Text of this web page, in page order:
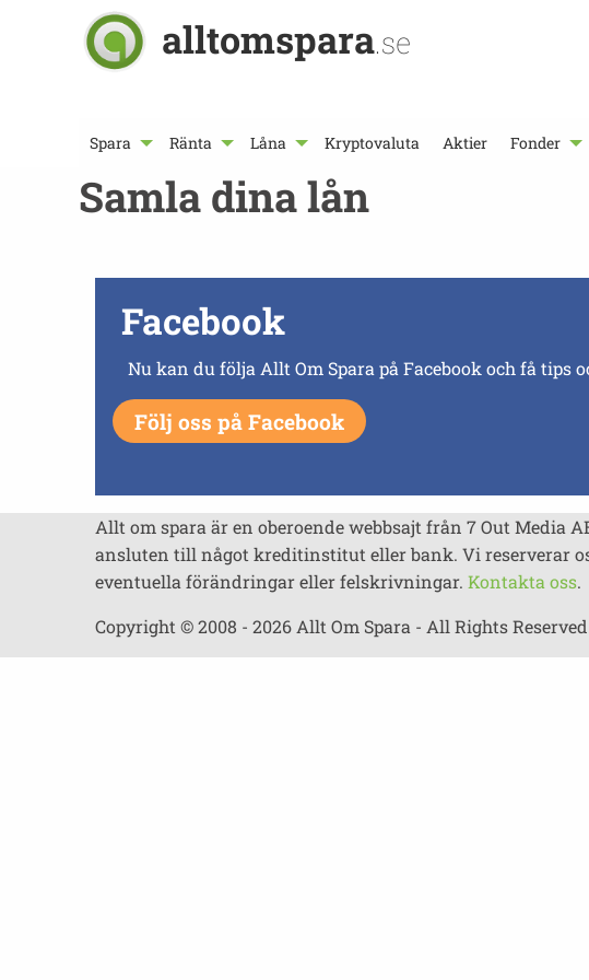
alltomspara.se
Spara Ränta Låna Kryptovaluta Aktier Fonder
Samla dina lån
Facebook
Nu kan du följa Allt Om Spara på Facebook och få
Följ oss på Facebook
Allt om spara är en oberoende webbsajt från 7 Out Media
ansluten till något kreditinstitut eller bank. Vi reserverar
eventuella förändringar eller felskrivningar. Kontakta oss.
Copyright © 2008 - 2026 Allt Om Spara - All Rights